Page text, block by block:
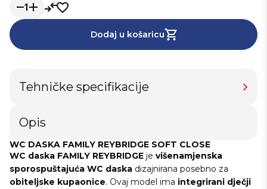
1
Dodaj u košaricu
Tehničke specifikacije
Opis
WC DASKA FAMILY REYBRIDGE SOFT CLOSE
WC daska FAMILY REYBRIDGE je višenamjenska
sporospuštajuća WC daska dizajnirana posebno za
obiteljske kupaonice. Ovaj model ima integrirani dječji